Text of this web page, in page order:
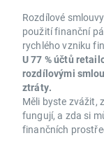
Rozdílové
použití finanční
rychlého vzniku
U 77 % účtů
rozdílovými
ztráty.
Měli byste zvážit,
fungují, a zda si
finančních